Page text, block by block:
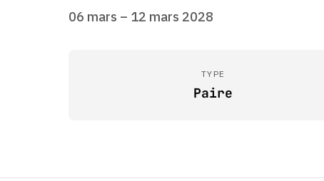
06 mars – 12 mars 2028
TYPE
Paire